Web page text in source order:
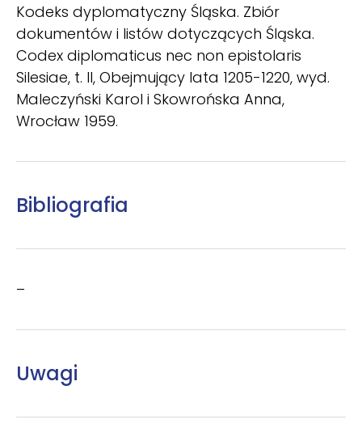
Kodeks dyplomatyczny Śląska. Zbiór
dokumentów i listów dotyczących Śląska.
Codex diplomaticus nec non epistolaris
Silesiae, t. II, Obejmujący lata 1205-1220, wyd.
Maleczyński Karol i Skowrońska Anna,
Wrocław 1959.
Bibliografia
–
Uwagi